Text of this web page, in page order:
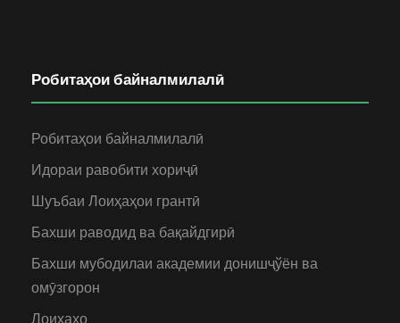
Робитаҳои байналмилалӣ
Робитаҳои байналмилалӣ
Идораи равобити хориҷӣ
Шуъбаи Лоиҳаҳои грантӣ
Бахши раводид ва бақайдгирӣ
Бахши мубодилаи академии донишҷўён ва
омӯзгорон
Лоиҳаҳо